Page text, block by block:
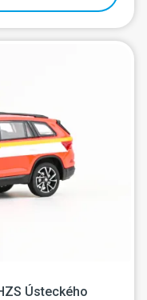
Ústeckého